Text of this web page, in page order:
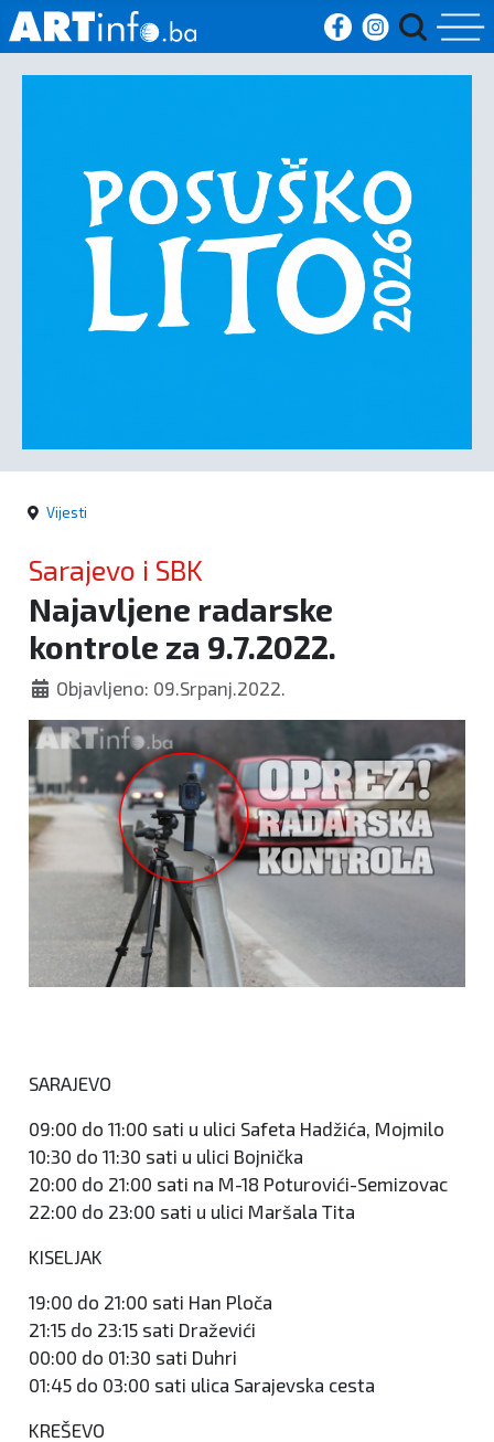
Sport
Kultura
Crna
Vijesti
Sarajevo i SBK
Najavljene radarske
kontrole za 9.7.2022.
Objavljeno: 09.Srpanj.2022.
SARAJEVO
09:00 do 11:00 sati u ulici Safeta Hadžića, Mojmilo
10:30 do 11:30 sati u ulici Bojnička
20:00 do 21:00 sati na M-18 Poturovići-Semizovac
22:00 do 23:00 sati u ulici Maršala Tita
KISELJAK
19:00 do 21:00 sati Han Ploča
21:15 do 23:15 sati Draževići
00:00 do 01:30 sati Duhri
01:45 do 03:00 sati ulica Sarajevska cesta
KREŠEVO